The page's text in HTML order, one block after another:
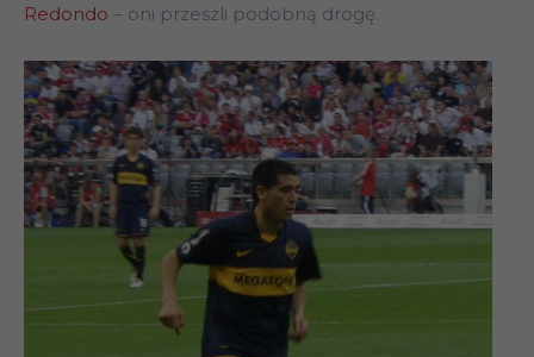
Redondo – oni przeszli podobną drogę.